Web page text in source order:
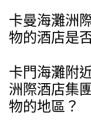
卡曼海灘洲
物的酒店是
卡門海灘附
洲際酒店集
物的地區？